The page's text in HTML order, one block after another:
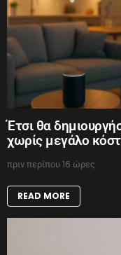
Έτσι θα
χωρίς μεγάλο
πριν περίπου 16 ώρες
READ MORE